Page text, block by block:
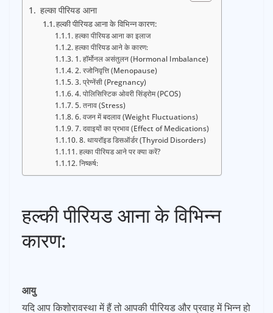
हल्का पीरियड आना
हल्की पीरियड आना के विभिन्न कारण:
हल्का पीरियड आना का इलाज
हल्का पीरियड आने के कारण:
1. हॉर्मोनल असंतुलन (Hormonal Imbalance)
2. रजोनिवृत्ति (Menopause)
3. प्रेग्नेंसी (Pregnancy)
4. पोलिसिस्टिक ओवरी सिंड्रोम (PCOS)
5. तनाव (Stress)
6. वजन में बदलाव (Weight Fluctuations)
7. दवाइयों का प्रभाव (Effect of Medications)
8. थायरॉइड डिसऑर्डर (Thyroid Disorders)
हल्का पीरियड आने पर क्या करें?
निष्कर्ष:
हल्की पीरियड आना के विभिन्न
कारण:
आयु
यदि आप किशोरावस्था में हैं तो आपकी पीरियड और प्रवाह में भिन्न हो